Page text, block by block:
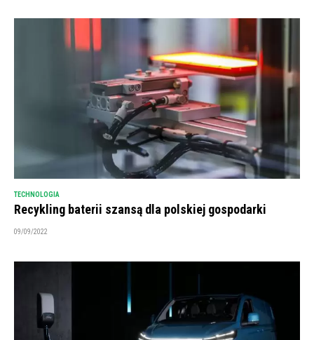
TECHNOLOGIA
Recykling baterii szansą dla polskiej gospodarki
09/09/2022